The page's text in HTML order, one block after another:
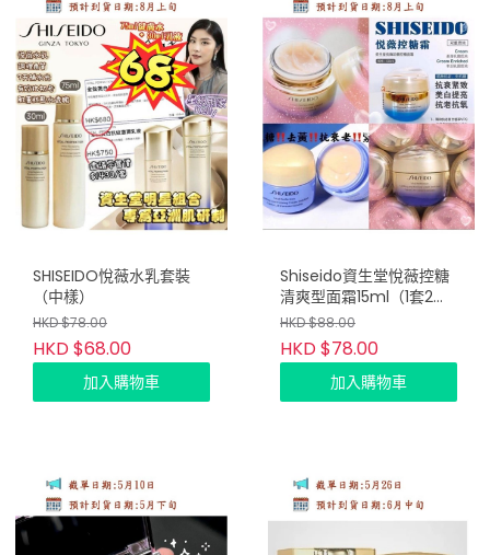
SHISEIDO悅薇水乳套裝
（中樣）
HKD $78.00
HKD $68.00
加入購物車
Shiseido資生堂悅薇控糖
清爽型面霜15ml（1套2
樽）
HKD $88.00
HKD $78.00
加入購物車